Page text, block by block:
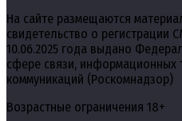
На сайте размещаются
свидетельство о
10.06.2025 года выдано
сфере связи, информационных
коммуникаций (Роскомнадзор)
Возрастные ограничения 18+